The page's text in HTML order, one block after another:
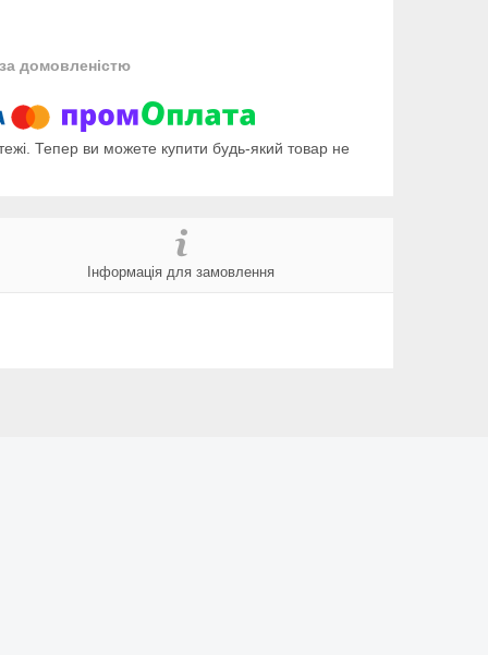
домовленістю
Тепер ви можете купити будь-який товар не
Інформація для замовлення